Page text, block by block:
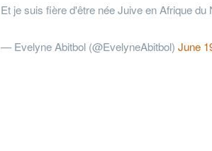
Et je suis fière d'être née Juive en Afrique
— Evelyne Abitbol (@EvelyneAbitbol) June